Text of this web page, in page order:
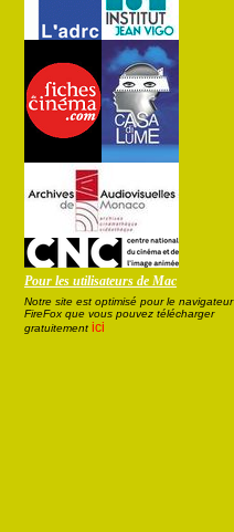
Pour les utilisateurs de Mac
Notre site est optimisé pour le navigateur
FireFox que vous pouvez télécharger
gratuitement ici